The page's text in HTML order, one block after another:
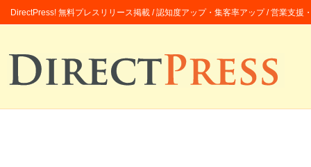
DirectPress! 無料プレスリリース掲載 / 認知度アップ・集客率アップ / 営業支援